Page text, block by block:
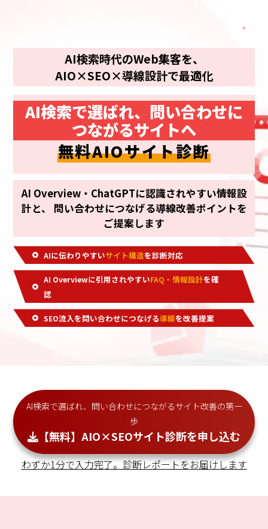
AI検索時代のWeb集客を、
AIO×SEO×導線設計で最適化
AI検索で選ばれ、問い合わせに
つながるサイトへ
無料AIOサイト診断
AI Overview・ChatGPTに認識されやすい情報設
計と、 問い合わせにつなげる導線改善ポイントを
ご提案します
AIに伝わりやすいサイト構造を診断対応
AI Overviewに引用されやすいFAQ・情報設計を確
認
SEO流入を問い合わせにつなげる導線を改善提案
AI検索で選ばれ、問い合わせにつながるサイト改善の第一
歩
【無料】AIO×SEOサイト診断を申し込む
わずか1分で入力完了。診断レポートをお届けします